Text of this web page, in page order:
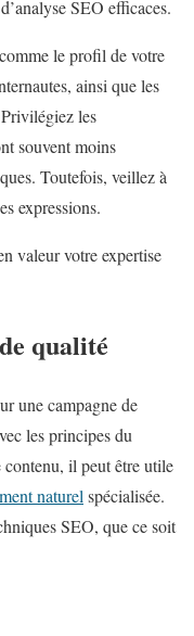
SEO efficaces.
le profil de votre
ainsi que les
les
souvent moins
Toutefois, veillez à
expressions.
valeur votre expertise
qualité
une campagne de
les principes du
il peut être utile
naturel spécialisée.
SEO, que ce soit